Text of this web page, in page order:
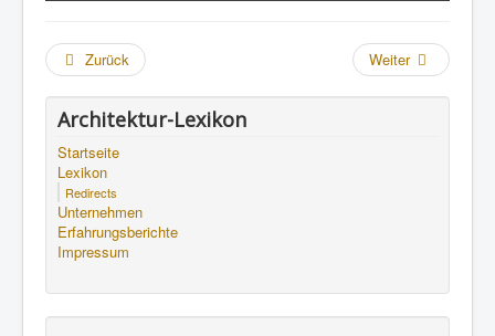
Zurück Weiter
Architektur-Lexikon
Startseite
Lexikon
Redirects
Unternehmen
Erfahrungsberichte
Impressum